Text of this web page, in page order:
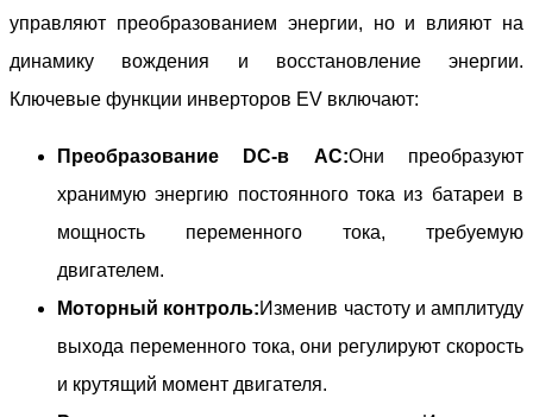
управляют преобразованием энергии, но и влияют на
динамику вождения и восстановление энергии.
Ключевые функции инверторов EV включают:
Преобразование DC-в AC:Они преобразуют
хранимую энергию постоянного тока из батареи в
мощность переменного тока, требуемую
двигателем.
Моторный контроль:Изменив частоту и амплитуду
выхода переменного тока, они регулируют скорость
и крутящий момент двигателя.